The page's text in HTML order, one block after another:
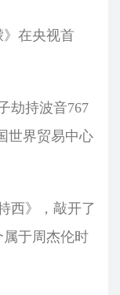
在央视首
劫持波音767
世界贸易中心
西》，敲开了
于周杰伦时